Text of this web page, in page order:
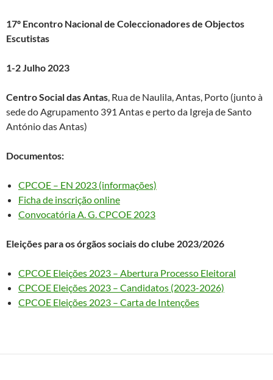
17º Encontro Nacional de Coleccionadoresde Objectos
Escutistas
1-2 Julho 2023
Centro Social das Antas, Rua de Naulila, Antas, Porto (junto à
sede do Agrupamento 391 Antas e perto da Igreja de Santo
António das Antas)
Documentos:
CPCOE – EN 2023 (informações)
Ficha de inscrição online
Convocatória A. G. CPCOE 2023
Eleições para os órgãos sociais do clube 2023/2026
CPCOE Eleições 2023 – Abertura Processo Eleitoral
CPCOE Eleições 2023 – Candidatos (2023-2026)
CPCOE Eleições 2023 – Carta de Intenções